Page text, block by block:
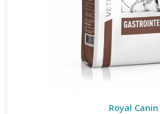
Royal Canin